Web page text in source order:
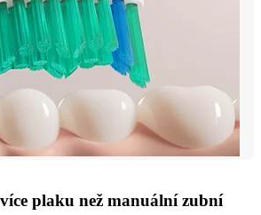
plaku než manuální zubní